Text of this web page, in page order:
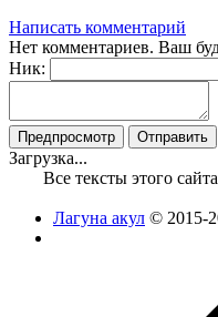
Написать комментарий
Нет комментариев. Ваш
Ник:
Загрузка...
Все тексты этого
Лагуна акул © 2015-